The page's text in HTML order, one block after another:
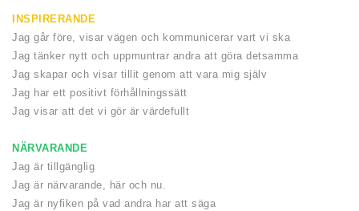
INSPIRERANDE
Jag går före, visar vägen och kommunicerar vart vi ska
Jag tänker nytt och uppmuntrar andra att göra detsamma
Jag skapar och visar tillit genom att vara mig själv
Jag har ett positivt förhållningssätt
Jag visar att det vi gör är värdefullt
NÄRVARANDE
Jag är tillgänglig
Jag är närvarande, här och nu.
Jag är nyfiken på vad andra har att säga